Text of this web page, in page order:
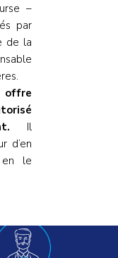
–
par
de la
offre
Il
d’en
en le